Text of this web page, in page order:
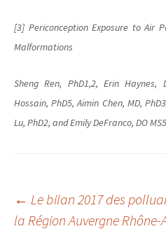
[3] Periconception Exposure to Air
Malformations
Sheng Ren, PhD1,2, Erin Haynes,
Hossain, PhD5, Aimin Chen, MD, PhD3
Lu, PhD2, and Emily DeFranco, DO MS5
← Le bilan 2017 des
la Région Auvergne